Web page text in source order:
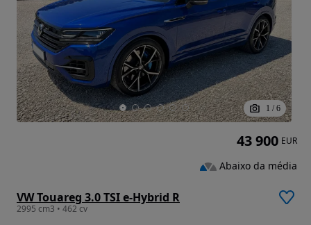
1 / 6
VW Touareg 3.0 TSI e-Hybrid R
2995 cm3 • 462 cv
43 900 EUR
Abaixo da média